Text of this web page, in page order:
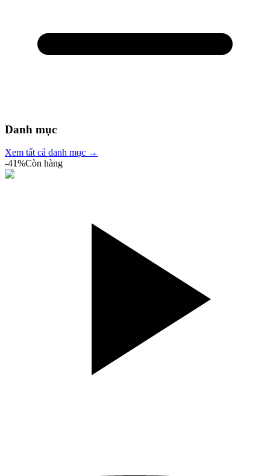
Danh mục
Xem tất cả danh mục →
-41%Còn hàng